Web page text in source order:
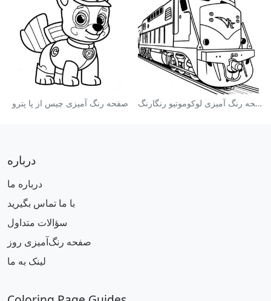
صفحه رنگ آمیزی چیس از پا پترو صفحه رنگ آمیزی لوکوموتیو رنگارنگ
درباره
درباره ما
با ما تماس بگیرید
سؤالات متداول
صفحه رنگ‌آمیزی روز
لینک به ما